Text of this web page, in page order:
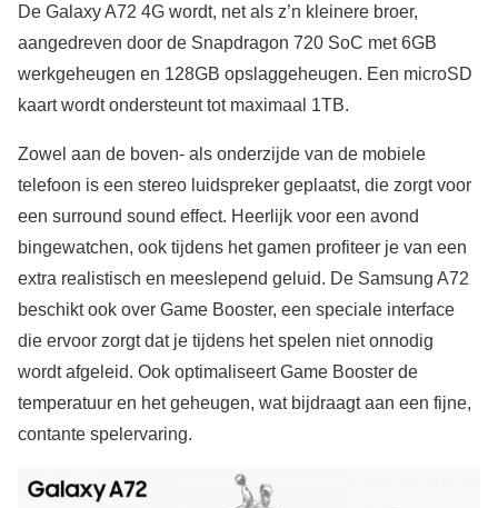
De Galaxy A72 4G wordt, net als z’n kleinere broer,
aangedreven door de Snapdragon 720 SoC met 6GB
werkgeheugen en 128GB opslaggeheugen. Een microSD
kaart wordt ondersteunt tot maximaal 1TB.
Zowel aan de boven- als onderzijde van de mobiele
telefoon is een stereo luidspreker geplaatst, die zorgt voor
een surround sound effect. Heerlijk voor een avond
bingewatchen, ook tijdens het gamen profiteer je van een
extra realistisch en meeslepend geluid. De Samsung A72
beschikt ook over Game Booster, een speciale interface
die ervoor zorgt dat je tijdens het spelen niet onnodig
wordt afgeleid. Ook optimaliseert Game Booster de
temperatuur en het geheugen, wat bijdraagt aan een fijne,
contante spelervaring.